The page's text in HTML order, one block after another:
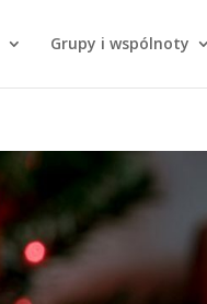
Grupy i wspólnoty